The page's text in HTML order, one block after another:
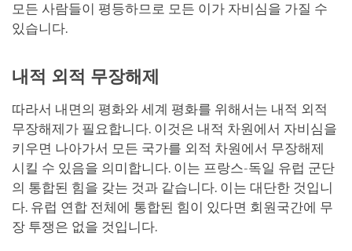
모든 사람들이 평등하므로 모든 이가 자비심을 가질 수
있습니다.
내적 외적 무장해제
따라서 내면의 평화와 세계 평화를 위해서는 내적 외적
무장해제가 필요합니다. 이것은 내적 차원에서 자비심을
키우면 나아가서 모든 국가를 외적 차원에서 무장해제
시킬 수 있음을 의미합니다. 이는 프랑스-독일 유럽 군단
의 통합된 힘을 갖는 것과 같습니다. 이는 대단한 것입니
다. 유럽 연합 전체에 통합된 힘이 있다면 회원국간에 무
장 투쟁은 없을 것입니다.